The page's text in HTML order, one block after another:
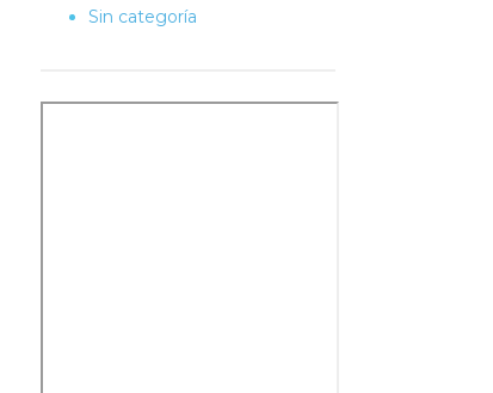
Sin categoría